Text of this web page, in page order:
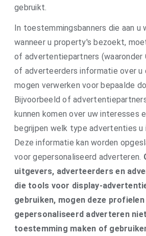
gebruikt.
In toestemmingsbanners die aan u
wanneer u property's bezoekt,
of advertentiepartners (waaronder
of adverteerders informatie over u
mogen verwerken voor bepaalde
Bijvoorbeeld of
kunnen komen over uw interesses
begrijpen welk type advertenties u
Deze informatie kan worden
voor gepersonaliseerd adverteren.
uitgevers, adverteerders en
die tools voor display-
gebruiken, mogen deze
gepersonaliseerd adverteren
toestemming maken of